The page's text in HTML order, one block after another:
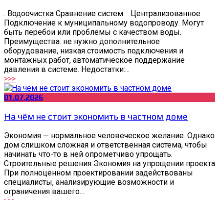
. Водоочистка Сравнение систем: Централизованное
Подключение к муниципальному водопроводу. Могут
быть перебои или проблемы с качеством воды.
Преимущества: не нужно дополнительное
оборудование, низкая стоимость подключения и
монтажных работ, автоматическое поддержание
давления в системе. Недостатки:...
>>>
01.07.2026
На чём не стоит экономить в частном доме
Экономия — нормальное человеческое желание. Однако
дом слишком сложная и ответственная система, чтобы
начинать что-то в ней опрометчиво упрощать.
Строительные решения Экономия на упрощении проекта
При полноценном проектировании задействованы
специалисты, анализирующие возможности и
ограничения вашего...